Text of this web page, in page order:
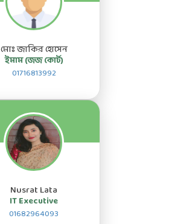
মোঃ জাকির হোসেন
ইমাম (জজ কোর্ট)
01716813992
Nusrat Lata
IT Executive
01682964093